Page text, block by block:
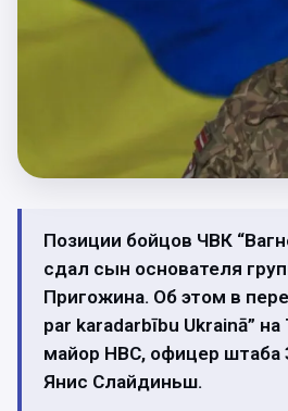
Позиции бойцов ЧВК
сдал сын основателя
Пригожина. Об этом в
par karadarbību Ukrainā” на
майор НВС, офицер штаба
Янис Слайдиньш.